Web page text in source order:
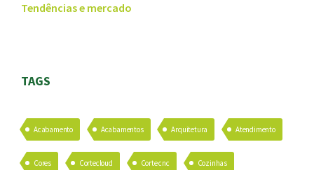
Tendências e mercado
TAGS
Acabamento Acabamentos Arquitetura Atendimento
Cores Cortecloud Corte cnc Cozinhas